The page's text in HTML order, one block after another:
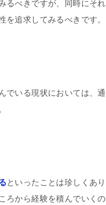
るべきですが、同時にそれ
追求してみるべきです。
でいる現状においては、通
といったことは珍しくあり
ろから経験を積んでいくの